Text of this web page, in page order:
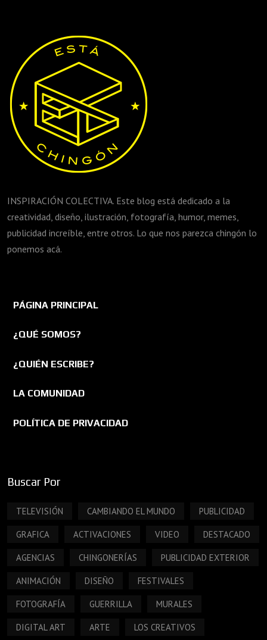
INSPIRACIÓN COLECTIVA. Este blog está dedicado a la
creatividad, diseño, ilustración, fotografía, humor, memes,
publicidad increíble, entre otros. Lo que nos parezca chingón lo
ponemos acá.
PÁGINA PRINCIPAL
¿QUÉ SOMOS?
¿QUIÉN ESCRIBE?
LA COMUNIDAD
POLÍTICA DE PRIVACIDAD
Buscar Por
TELEVISIÓN CAMBIANDO EL MUNDO PUBLICIDAD
GRAFICA ACTIVACIONES VIDEO DESTACADO
AGENCIAS CHINGONERÍAS PUBLICIDAD EXTERIOR
ANIMACIÓN DISEÑO FESTIVALES
FOTOGRAFÍA GUERRILLA MURALES
DIGITAL ART ARTE LOS CREATIVOS